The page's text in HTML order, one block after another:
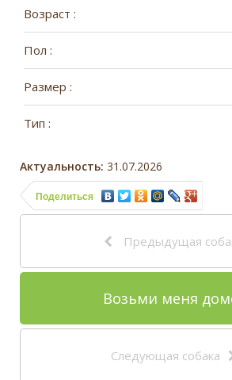
Возраст :
Пол :
Размер :
Тип :
Актуальность: 31.07.2026
Поделиться
Предыдущая
Возьми меня
Следующая собака